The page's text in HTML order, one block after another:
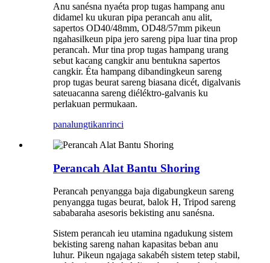
Anu sanésna nyaéta prop tugas hampang anu
didamel ku ukuran pipa perancah anu alit,
sapertos OD40/48mm, OD48/57mm pikeun
ngahasilkeun pipa jero sareng pipa luar tina prop
perancah. Mur tina prop tugas hampang urang
sebut kacang cangkir anu bentukna sapertos
cangkir. Éta hampang dibandingkeun sareng
prop tugas beurat sareng biasana dicét, digalvanis
sateuacanna sareng diéléktro-galvanis ku
perlakuan permukaan.
panalungtikanrinci
Perancah Alat Bantu Shoring
Perancah penyangga baja digabungkeun sareng
penyangga tugas beurat, balok H, Tripod sareng
sababaraha asesoris bekisting anu sanésna.
Sistem perancah ieu utamina ngadukung sistem
bekisting sareng nahan kapasitas beban anu
luhur. Pikeun ngajaga sakabéh sistem tetep stabil,